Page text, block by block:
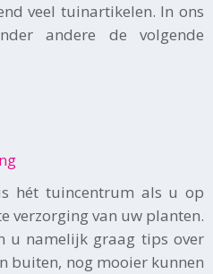
veel tuinartikelen. In ons
andere de volgende
hét tuincentrum als u op
verzorging van uw planten.
u namelijk graag tips over
buiten, nog mooier kunnen